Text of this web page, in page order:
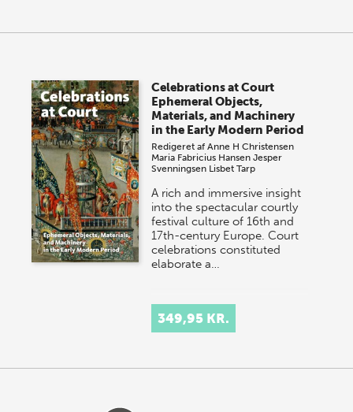
Celebrations at Court
Ephemeral Objects,
Materials, and Machinery
in the Early Modern Period
Redigeret afAnne H Christensen
Maria Fabricius Hansen Jesper
Svenningsen Lisbet Tarp
A rich and immersive insight
into the spectacular courtly
festival culture of 16th and
17th-century Europe. Court
celebrations constituted
elaborate a…
349,95 KR.